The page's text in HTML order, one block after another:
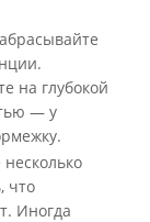
на глубокой
— у
что
Иногда